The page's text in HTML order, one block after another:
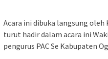
Acara ini dibuka langsung oleh
turut hadir dalam acara ini
pengurus PAC Se Kabupaten